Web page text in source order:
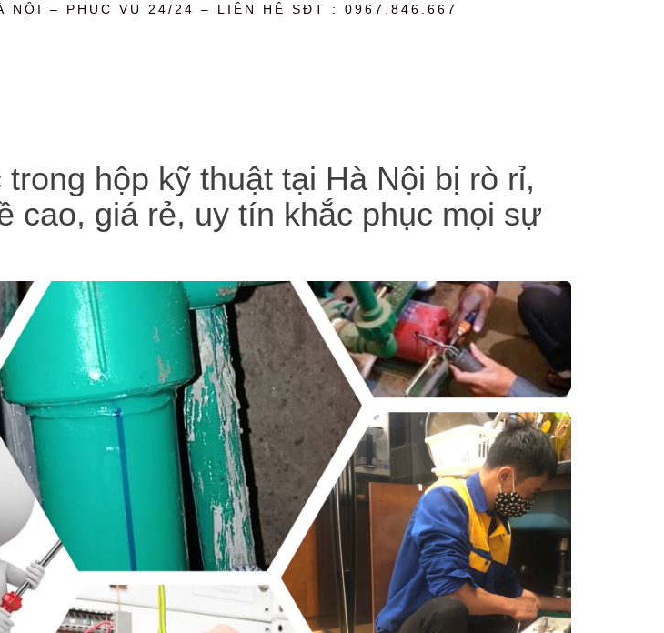
NỘI – PHỤC VỤ 24/24 – LIÊN HỆ SĐT : 0967.846.667
hộp kỹ thuật tại Hà Nội bị rò rỉ,
cao, giá rẻ, uy tín khắc phục mọi sự